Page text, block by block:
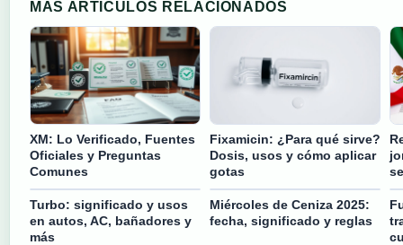
MAS ARTICULOS RELACIONADOS
XM: Lo Verificado, Fuentes
Oficiales y Preguntas
Comunes
Fixamicin: ¿Para qué sirve?
Dosis, usos y cómo aplicar
gotas
Turbo: significado y usos
en autos, AC, bañadores y
más
Miércoles de Ceniza 2025:
fecha, significado y reglas